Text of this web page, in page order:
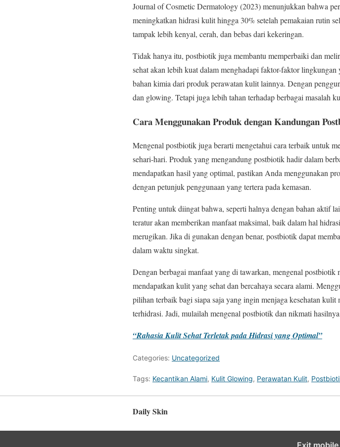
Journal of Cosmetic Dermatology (2023) menunjukkan bahwa
meningkatkan hidrasi kulit hingga 30% setelah pemakaian rutin
tampak lebih kenyal, cerah, dan bebas dari kekeringan.
Tidak hanya itu, postbiotik juga membantu memperbaiki dan
sehat akan lebih kuat dalam menghadapi faktor-faktor
bahan kimia dari produk perawatan kulit lainnya. Dengan
dan glowing. Tetapi juga lebih tahan terhadap berbagai masalah
Cara Menggunakan Produk dengan Kandungan
Mengenal postbiotik juga berarti mengetahui cara terbaik untuk
sehari-hari. Produk yang mengandung postbiotik hadir dalam
mendapatkan hasil yang optimal, pastikan Anda menggunakan
dengan petunjuk penggunaan yang tertera pada kemasan.
Penting untuk diingat bahwa, seperti halnya dengan bahan aktif
teratur akan memberikan manfaat maksimal, baik dalam hal
merugikan. Jika di gunakan dengan benar, postbiotik dapat
dalam waktu singkat.
Dengan berbagai manfaat yang di tawarkan, mengenal
mendapatkan kulit yang sehat dan bercahaya secara alami.
pilihan terbaik bagi siapa saja yang ingin menjaga kesehatan
terhidrasi. Jadi, mulailah mengenal postbiotik dan nikmati
“Rahasia Kulit Sehat Terletak pada Hidrasi yang Optimal”
Categories: Uncategorized
Tags: Kecantikan Alami, Kulit Glowing, Perawatan Kulit,
Daily Skin